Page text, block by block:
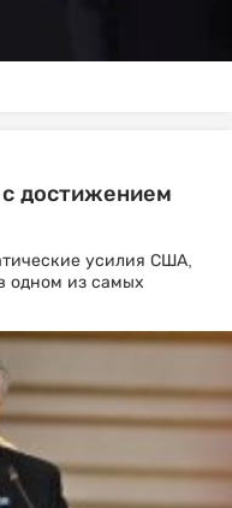
достижением
усилия США,
одном из самых